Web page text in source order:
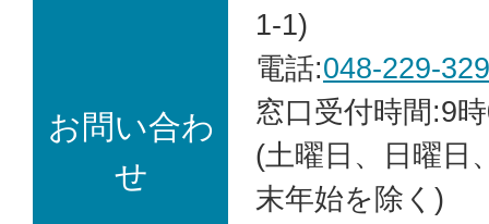
お問い合わ
せ
1-1)
電話:048-229-
窓口受付時間:9
(土曜日、日曜日
末年始を除く)